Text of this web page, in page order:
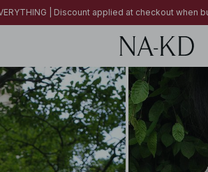
| Discount applied at checkout when